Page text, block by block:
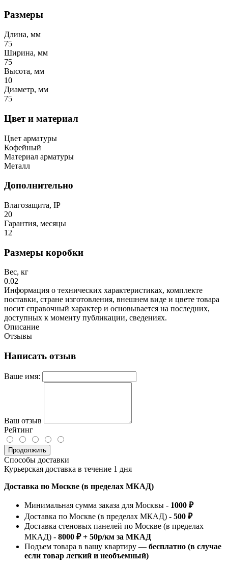
Размеры
Длина, мм
75
Ширина, мм
75
Высота, мм
10
Диаметр, мм
75
Цвет и материал
Цвет арматуры
Кофейный
Материал арматуры
Металл
Дополнительно
Влагозащита, IP
20
Гарантия, месяцы
12
Размеры коробки
Вес, кг
0.02
Информация о технических характеристиках, комплекте
поставки, стране изготовления, внешнем виде и цвете товара
носит справочный характер и основывается на последних,
доступных к моменту публикации, сведениях.
Описание
Отзывы
Написать отзыв
Ваше имя:
Ваш отзыв
Рейтинг
Продолжить
Способы доставки
Курьерская доставка в течение 1 дня
Доставка по Москве (в пределах МКАД)
Минимальная сумма заказа для Москвы - 1000 ₽
Доставка по Москве (в пределах МКАД) - 500 ₽
Доставка стеновых панелей по Москве (в пределах
МКАД) - 8000 ₽ + 50р/км за МКАД
Подъем товара в вашу квартиру — бесплатно (в случае
если товар легкий и необъемный)